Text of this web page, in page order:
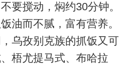
要搅动，焖约30分钟。
油而不腻，富有营养。
乌孜别克族的抓饭又可
梧尤提马式、布哈拉